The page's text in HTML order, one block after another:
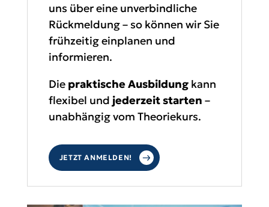
uns über eine unverbindliche
Rückmeldung – so können wir Sie
frühzeitig einplanen und
informieren.
Die praktische Ausbildung kann
flexibel und jederzeit starten –
unabhängig vom Theoriekurs.
JETZT ANMELDEN!